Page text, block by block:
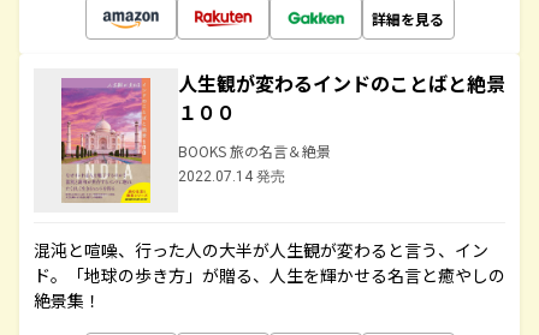
詳細を見る
人生観が変わるインドのことばと絶景
１００
BOOKS 旅の名言＆絶景
2022.07.14 発売
混沌と喧噪、行った人の大半が人生観が変わると言う、イン
ド。「地球の歩き方」が贈る、人生を輝かせる名言と癒やしの
絶景集！